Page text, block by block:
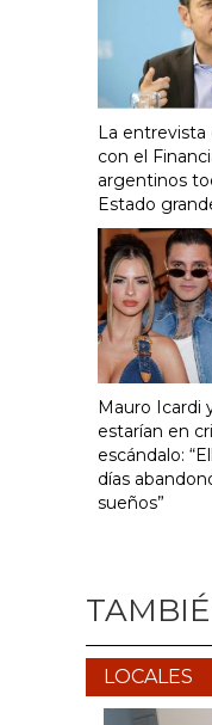
La entrevista
con el
argentinos
Estado
Mauro Icardi
estarían en
escándalo:
días
sueños”
LOCALES